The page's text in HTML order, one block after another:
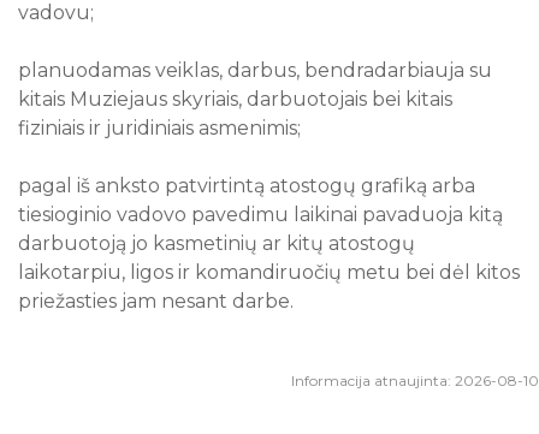
vadovu;
planuodamas veiklas, darbus, bendradarbiauja su
kitais Muziejaus skyriais, darbuotojais bei kitais
fiziniais ir juridiniais asmenimis;
pagal iš anksto patvirtintą atostogų grafiką arba
tiesioginio vadovo pavedimu laikinai pavaduoja kitą
darbuotoją jo kasmetinių ar kitų atostogų
laikotarpiu, ligos ir komandiruočių metu bei dėl kitos
priežasties jam nesant darbe.
Informacija atnaujinta: 2026-08-10